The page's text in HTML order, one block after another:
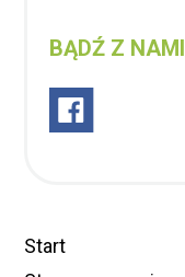
BĄDŹ Z NAMI
Start